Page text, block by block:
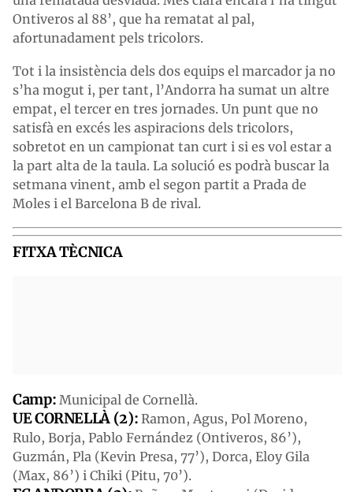
Ontiveros al 88’, que ha rematat al pal,
afortunadament pels tricolors.
Tot i la insistència dels dos equips el marcador ja no
s’ha mogut i, per tant, l’Andorra ha sumat un altre
empat, el tercer en tres jornades. Un punt que no
satisfà en excés les aspiracions dels tricolors,
sobretot en un campionat tan curt i si es vol estar a
la part alta de la taula. La solució es podrà buscar la
setmana vinent, amb el segon partit a Prada de
Moles i el Barcelona B de rival.
FITXA TÈCNICA
Camp: Municipal de Cornellà.
UE CORNELLÀ (2): Ramon, Agus, Pol Moreno,
Rulo, Borja, Pablo Fernández (Ontiveros, 86’),
Guzmán, Pla (Kevin Presa, 77’), Dorca, Eloy Gila
(Max, 86’) i Chiki (Pitu, 70’).